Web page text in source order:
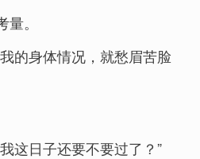
。
的身体情况，就愁眉苦脸
这日子还要不要过了？”